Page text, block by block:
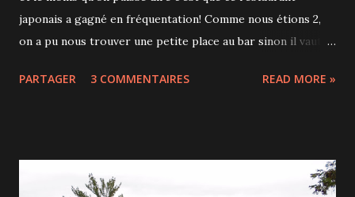
japonais a gagné en fréquentation! Comme nous étions 2,
on a pu nous trouver une petite place au bar sinon il vaut
taverne japonaise est vraiment dépaysante, les serveurs
PARTAGER 3 COMMENTAIRES READ MORE »